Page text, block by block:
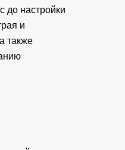
до настройки
и
также